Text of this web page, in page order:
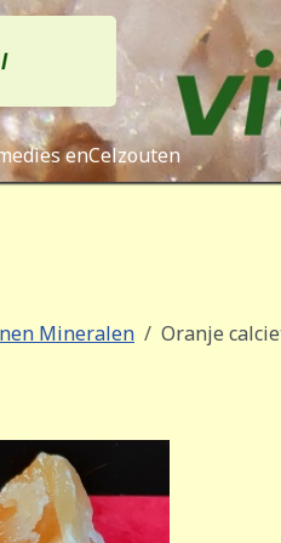
enCelzouten
Mineralen Oranje